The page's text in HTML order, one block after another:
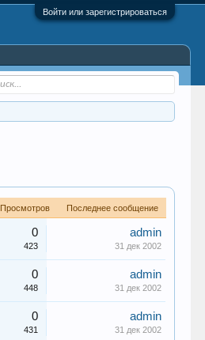
Войти или зарегистрироваться
Просмотров Последнее сообщение
0
423
admin
31 дек 2002
0
448
admin
31 дек 2002
0
431
admin
31 дек 2002